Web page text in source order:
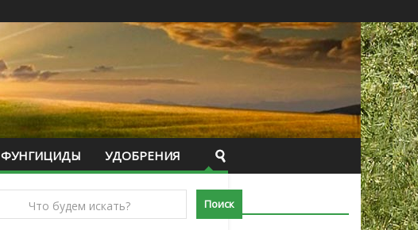
ФУНГИЦИДЫ УДОБРЕНИЯ
САМЫЕ НОВЫЕ